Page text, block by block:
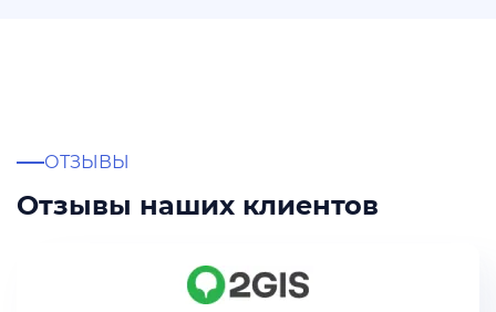
ОТЗЫВЫ
Отзывы наших клиентов